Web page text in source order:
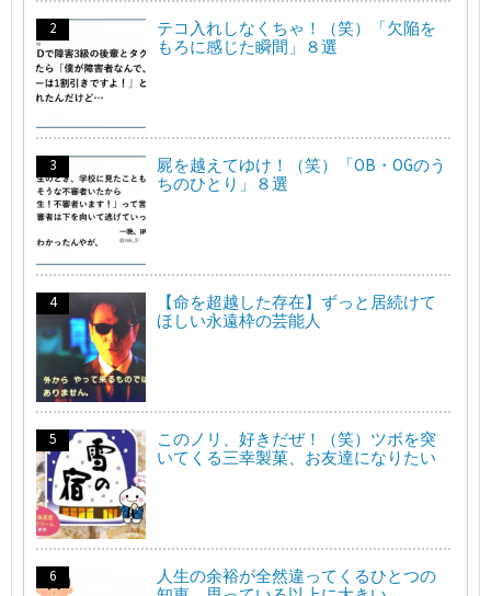
テコ入れしなくちゃ！（笑）「欠陥を
もろに感じた瞬間」８選
屍を越えてゆけ！（笑）「OB・OGのう
ちのひとり」８選
【命を超越した存在】ずっと居続けて
ほしい永遠枠の芸能人
このノリ、好きだぜ！（笑）ツボを突
いてくる三幸製菓、お友達になりたい
人生の余裕が全然違ってくるひとつの